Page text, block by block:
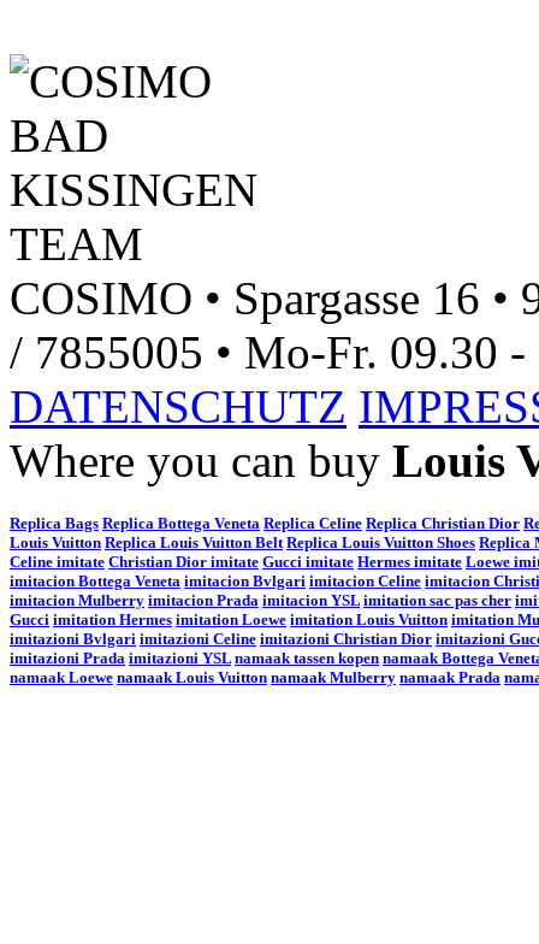
COSIMO • Spargasse 16
/ 7855005 • Mo-Fr. 09.30
DATENSCHUTZ
Where you can buy Louis
Replica Bags Replica Bottega Veneta Replica Celine Replica Christian Dior
Louis Vuitton Replica Louis Vuitton Belt Replica Louis Vuitton Shoes Replica
Celine imitate Christian Dior imitate Gucci imitate Hermes imitate Loewe
imitacion Bottega Veneta imitacion Bvlgari imitacion Celine imitacion
imitacion Mulberry imitacion Prada imitacion YSL imitation sac pas cher
Gucci imitation Hermes imitation Loewe imitation Louis Vuitton imitation
imitazioni Bvlgari imitazioni Celine imitazioni Christian Dior imitazioni
imitazioni Prada imitazioni YSL namaak tassen kopen namaak Bottega
namaak Loewe namaak Louis Vuitton namaak Mulberry namaak Prada